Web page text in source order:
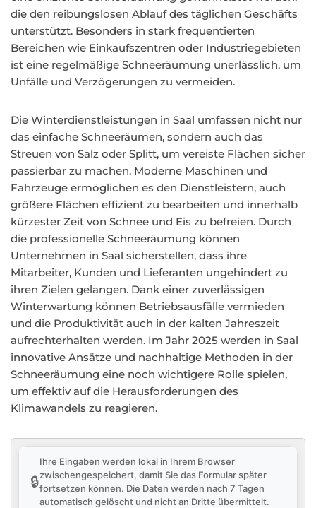
die den reibungslosen Ablauf des täglichen Geschäfts
unterstützt. Besonders in stark frequentierten
Bereichen wie Einkaufszentren oder Industriegebieten
ist eine regelmäßige Schneeräumung unerlässlich, um
Unfälle und Verzögerungen zu vermeiden.
Die Winterdienstleistungen in Saal umfassen nicht nur
das einfache Schneeräumen, sondern auch das
Streuen von Salz oder Splitt, um vereiste Flächen sicher
passierbar zu machen. Moderne Maschinen und
Fahrzeuge ermöglichen es den Dienstleistern, auch
größere Flächen effizient zu bearbeiten und innerhalb
kürzester Zeit von Schnee und Eis zu befreien. Durch
die professionelle Schneeräumung können
Unternehmen in Saal sicherstellen, dass ihre
Mitarbeiter, Kunden und Lieferanten ungehindert zu
ihren Zielen gelangen. Dank einer zuverlässigen
Winterwartung können Betriebsausfälle vermieden
und die Produktivität auch in der kalten Jahreszeit
aufrechterhalten werden. Im Jahr 2025 werden in Saal
innovative Ansätze und nachhaltige Methoden in der
Schneeräumung eine noch wichtigere Rolle spielen,
um effektiv auf die Herausforderungen des
Klimawandels zu reagieren.
🔒
Ihre Eingaben werden lokal in Ihrem Browser
zwischengespeichert, damit Sie das Formular später
fortsetzen können. Die Daten werden nach 7 Tagen
automatisch gelöscht und nicht an Dritte übermittelt.